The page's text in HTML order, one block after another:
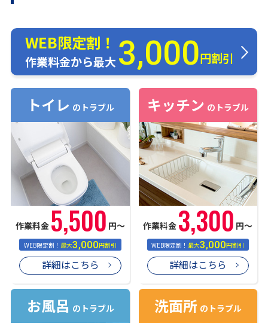
WEB限定割！
作業料金から最大3,000円割引
トイレ のトラブル
作業料金 5,500 円〜
WEB限定割！最大3,000円割引
詳細はこちら
キッチン のトラブル
作業料金 3,300 円〜
WEB限定割！最大3,000円割引
詳細はこちら
お風呂 のトラブル 洗面所 のトラブル